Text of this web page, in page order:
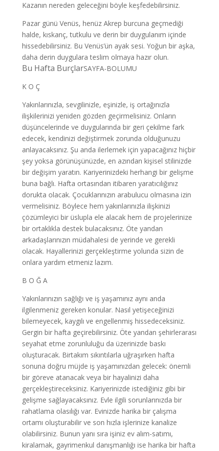
Kazanın nereden geleceğini böyle keşfedebilirsiniz.
Pazar günü Venüs, henüz Akrep burcuna geçmediği
halde, kıskanç, tutkulu ve derin bir duygulanım içinde
hissedebilirsiniz. Bu Venüs’ün ayak sesi. Yoğun bir aşka,
daha derin duygulara teslim olmaya hazır olun.
Bu Hafta BurçlarSAYFA-BOLUMU
K O Ç
Yakınlarınızla, sevgilinizle, eşinizle, iş ortağınızla
ilişkilerinizi yeniden gözden geçirmelisiniz. Onların
düşüncelerinde ve duygularında bir geri çekilme fark
edecek, kendinizi değiştirmek zorunda olduğunuzu
anlayacaksınız. Şu anda ilerlemek için yapacağınız hiçbir
şey yoksa görünüşünüzde, en azından kişisel stilinizde
bir değişim yaratın. Kariyerinizdeki herhangi bir gelişme
buna bağlı. Hafta ortasından itibaren yaratıcılığınız
dorukta olacak. Çocuklarınızın arabulucu olmasına izin
vermelisiniz. Böylece hem yakınlarınızla ilişkinizi
çözümleyici bir üslupla ele alacak hem de projelerinize
bir ortaklıkla destek bulacaksınız. Öte yandan
arkadaşlarınızın müdahalesi de yerinde ve gerekli
olacak. Hayallerinizi gerçekleştirme yolunda sizin de
onlara yardım etmeniz lazım.
B O Ğ A
Yakınlarınızın sağlığı ve iş yaşamınız aynı anda
ilgilenmeniz gereken konular. Nasıl yetişeceğinizi
bilemeyecek, kaygılı ve engellenmiş hissedeceksiniz.
Gergin bir hafta geçirebilirsiniz. Öte yandan şehirlerarası
seyahat etme zorunluluğu da üzerinizde baskı
oluşturacak. Birtakım sıkıntılarla uğraşırken hafta
sonuna doğru müjde iş yaşamınızdan gelecek: önemli
bir göreve atanacak veya bir hayalinizi daha
gerçekleştireceksiniz. Kariyerinizde istediğiniz gibi bir
gelişme sağlayacaksınız. Evle ilgili sorunlarınızda bir
rahatlama olasılığı var. Evinizde harika bir çalışma
ortamı oluşturabilir ve son hızla işlerinize kanalize
olabilirsiniz. Bunun yanı sıra işiniz ev alım-satımı,
kiralamak, gayrimenkul danışmanlığı ise harika bir hafta